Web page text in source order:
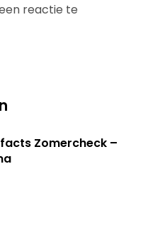
reactie te
Zomercheck –